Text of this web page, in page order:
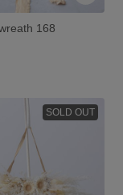
168
SOLD OUT